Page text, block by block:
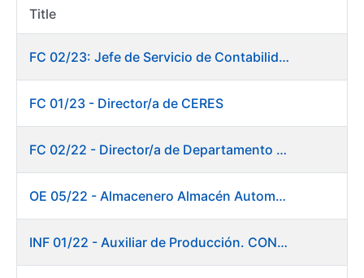
Show/Hide
Show/Hide
Title
Item
FC 02/23: Jefe de Servicio de Contabilidad
FC 01/23 - Director/a de CERES
FC 02/22 - Director/a de Departamento de Fábrica de Papel en Burgos
OE 05/22 - Almacenero Almacén Automático
INF 01/22 - Auxiliar de Producción. CONSOLIDACIÓN EMPLEO TEMPORAL